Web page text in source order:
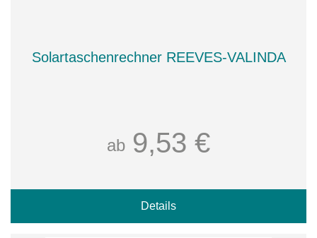
Solartaschenrechner REEVES-VALINDA
ab 9,53 €
Details